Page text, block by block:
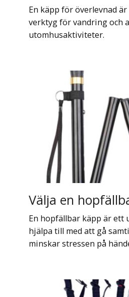
En käpp för överlevnad
verktyg för vandring och
utomhusaktiviteter.
Välja en
En hopfällbar käpp är ett
hjälpa till med att gå
minskar stressen på